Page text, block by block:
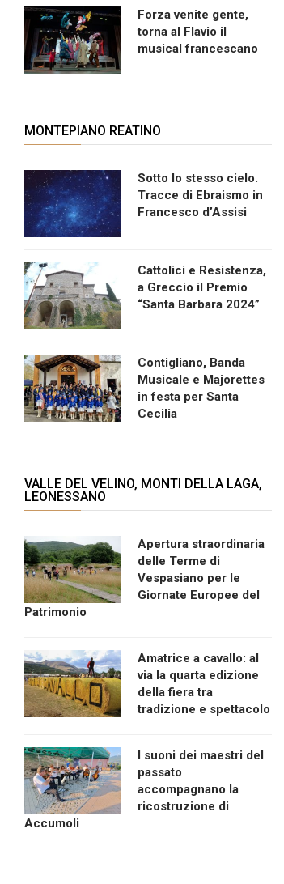
Forza venite gente,
torna al Flavio il
musical francescano
MONTEPIANO REATINO
Sotto lo stesso cielo.
Tracce di Ebraismo in
Francesco d’Assisi
Cattolici e Resistenza,
a Greccio il Premio
“Santa Barbara 2024”
Contigliano, Banda
Musicale e Majorettes
in festa per Santa
Cecilia
VALLE DEL VELINO, MONTI DELLA LAGA,
LEONESSANO
Apertura straordinaria
delle Terme di
Vespasiano per le
Giornate Europee del
Patrimonio
Amatrice a cavallo: al
via la quarta edizione
della fiera tra
tradizione e spettacolo
I suoni dei maestri del
passato
accompagnano la
ricostruzione di
Accumoli